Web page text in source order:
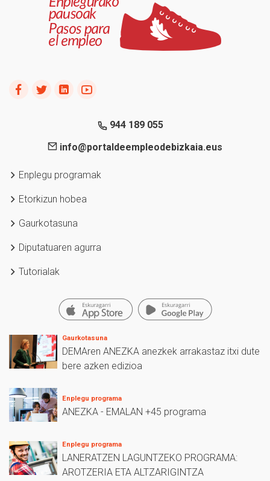
944 189 055
info@portaldeempleodebizkaia.eus
Enplegu programak
Etorkizun hobea
Gaurkotasuna
Diputatuaren agurra
Tutorialak
Gaurkotasuna
DEMAren ANEZKA anezkek arrakastaz itxi dute
bere azken edizioa
Enplegu programa
ANEZKA - EMALAN +45 programa
Enplegu programa
LANERATZEN LAGUNTZEKO PROGRAMA:
AROTZERIA ETA ALTZARIGINTZA